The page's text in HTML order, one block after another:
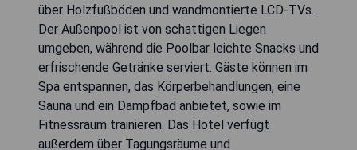
über Holzfußböden und wandmontierte LCD-TVs.
Der Außenpool ist von schattigen Liegen
umgeben, während die Poolbar leichte Snacks und
erfrischende Getränke serviert. Gäste können im
Spa entspannen, das Körperbehandlungen, eine
Sauna und ein Dampfbad anbietet, sowie im
Fitnessraum trainieren. Das Hotel verfügt
außerdem über Tagungsräume und